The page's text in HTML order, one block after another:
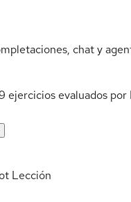
chat y
ejercicios evaluados por
Lección